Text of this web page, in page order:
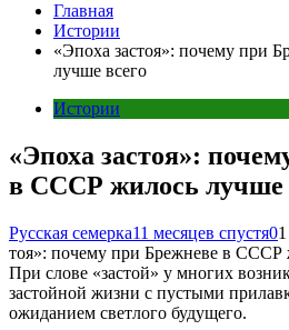
Главная
Истории
«Эпоха застоя»: почему при
лучше всего
Истории
«Эпоха застоя»:
в СССР жилось лучше
Русская семерка11 месяцев спустя0
тоя»: почему при Брежневе в СССР
При слове «застой» у многих
застойной жизни с пустыми
ожиданием светлого будущего.